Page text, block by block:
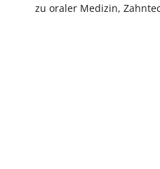
zu oraler Medizin,